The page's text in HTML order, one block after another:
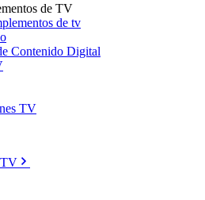
de TV
de tv
Contenido Digital
TV
TV